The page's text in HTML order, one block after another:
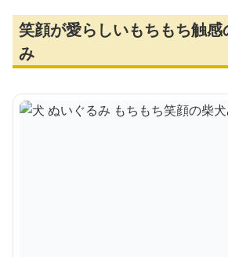
笑顔が愛らしいもちもち触感
み